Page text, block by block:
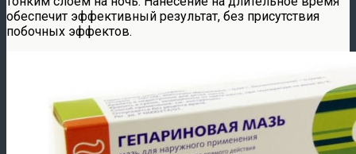
обеспечит эффективный результат, без присутствия
побочных эффектов.